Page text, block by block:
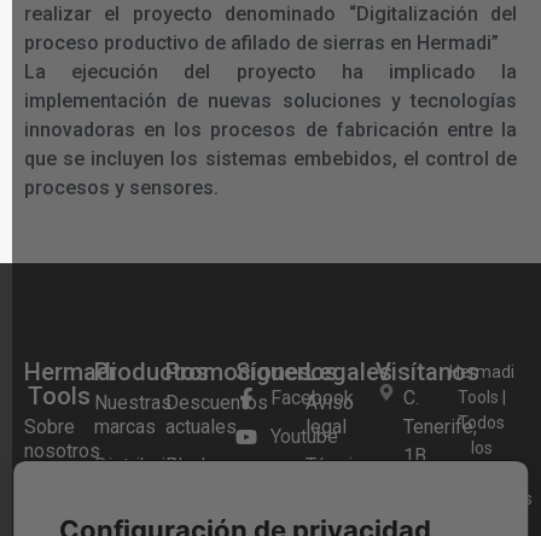
realizar el proyecto denominado “Digitalización del
proceso productivo de afilado de sierras en Hermadi”
La ejecución del proyecto ha implicado la
implementación de nuevas soluciones y tecnologías
innovadoras en los procesos de fabricación entre la
que se incluyen los sistemas embebidos, el control de
procesos y sensores.
Hermadi
Tools
Sobre
nosotros
Productos
Nuestras
marcas
Distribuidor
Promociones
Descuentos
actuales
Black
Síguenos
Facebook
Youtube
Legales
Aviso
legal
Términos y
Política
Visítanos
C.
Tenerife,
1B,
Hermadi
Tools |
Todos
los
reservados